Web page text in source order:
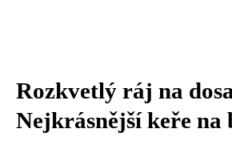
Rozkvetlý ráj na
Nejkrásnější keře na